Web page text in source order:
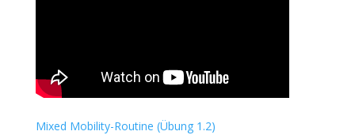
Mixed Mobility-Routine (Übung 1.2)